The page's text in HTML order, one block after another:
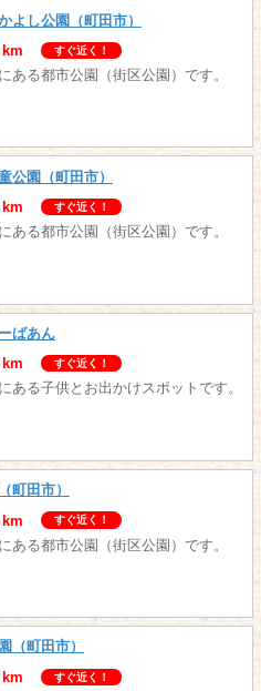
よし公園（町田市）
km
すぐ近く！
ある都市公園（街区公園）です。
公園（町田市）
km
すぐ近く！
ある都市公園（街区公園）です。
ばあん
km
すぐ近く！
ある子供とお出かけスポットです。
町田市）
km
すぐ近く！
ある都市公園（街区公園）です。
（町田市）
km
すぐ近く！